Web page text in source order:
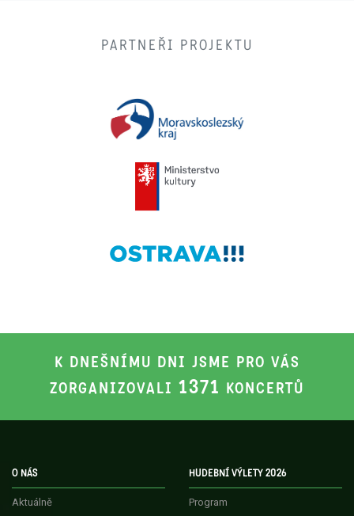
PARTNEŘI PROJEKTU
K DNEŠNÍMU DNI JSME PRO VÁS
ZORGANIZOVALI 1371 KONCERTŮ
O NÁS
Aktuálně
HUDEBNÍ VÝLETY 2026
Program